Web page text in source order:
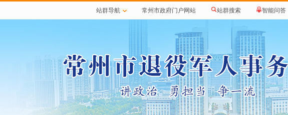
站群导航 常州市政府门户网站 站群搜索 智能问答